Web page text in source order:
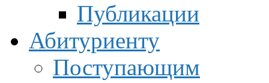
Публикации
Абитуриенту
Поступающим